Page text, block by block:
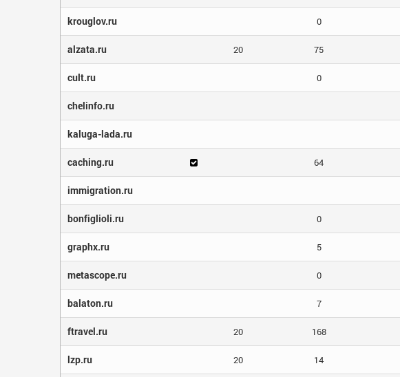
krouglov.ru 0
alzata.ru 20 75
cult.ru 0
chelinfo.ru
kaluga-lada.ru
caching.ru 64
immigration.ru
bonfiglioli.ru 0
graphx.ru 5
metascope.ru 0
balaton.ru 7
ftravel.ru 20 168
lzp.ru 20 14